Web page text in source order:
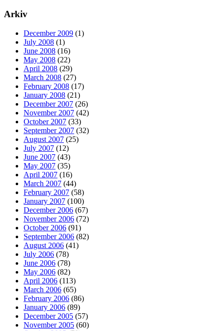
Arkiv
December 2009 (1)
July 2008 (1)
June 2008 (16)
May 2008 (22)
April 2008 (29)
March 2008 (27)
February 2008 (17)
January 2008 (21)
December 2007 (26)
November 2007 (42)
October 2007 (33)
September 2007 (32)
August 2007 (25)
July 2007 (12)
June 2007 (43)
May 2007 (35)
April 2007 (16)
March 2007 (44)
February 2007 (58)
January 2007 (100)
December 2006 (67)
November 2006 (72)
October 2006 (91)
September 2006 (82)
August 2006 (41)
July 2006 (78)
June 2006 (78)
May 2006 (82)
April 2006 (113)
March 2006 (65)
February 2006 (86)
January 2006 (89)
December 2005 (57)
November 2005 (60)